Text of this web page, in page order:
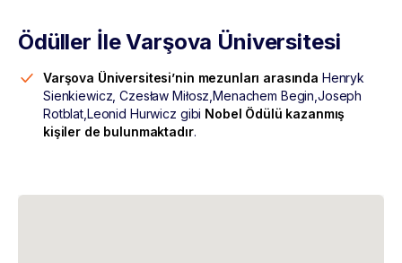
Ödüller İle Varşova Üniversitesi
Varşova Üniversitesi’nin mezunları arasında Henryk
Sienkiewicz, Czesław Miłosz,Menachem Begin,Joseph
Rotblat,Leonid Hurwicz gibi Nobel Ödülü kazanmış
kişiler de bulunmaktadır.